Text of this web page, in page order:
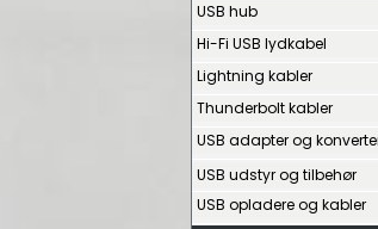
USB hub
Hi-Fi USB lydkabel
Lightning kabler
Thunderbolt kabler
USB adapter og
USB udstyr og tilbehør
USB opladere og kabler